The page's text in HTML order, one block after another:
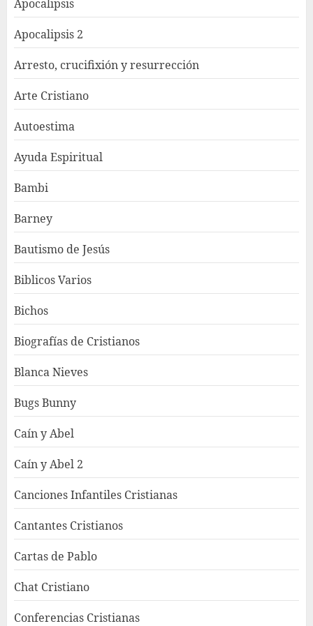
Apocalipsis
Apocalipsis 2
Arresto, crucifixión y resurrección
Arte Cristiano
Autoestima
Ayuda Espiritual
Bambi
Barney
Bautismo de Jesús
Biblicos Varios
Bichos
Biografías de Cristianos
Blanca Nieves
Bugs Bunny
Caín y Abel
Caín y Abel 2
Canciones Infantiles Cristianas
Cantantes Cristianos
Cartas de Pablo
Chat Cristiano
Conferencias Cristianas